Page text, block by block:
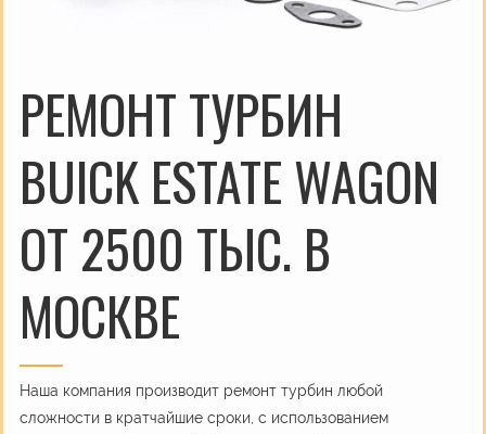
РЕМОНТ ТУРБИН
BUICK ESTATE WAGON
ОТ 2500 ТЫС. В
МОСКВЕ
Наша компания производит ремонт турбин любой
сложности в кратчайшие сроки, с использованием